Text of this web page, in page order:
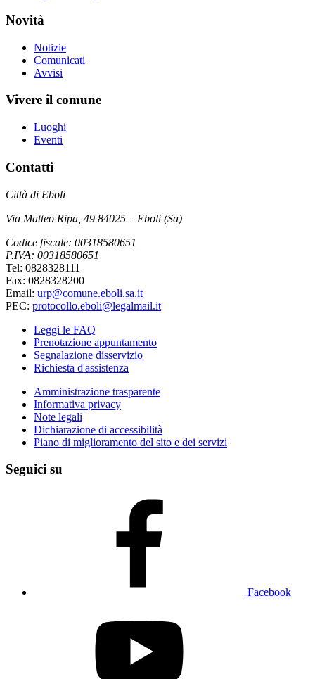
Novità
Notizie
Comunicati
Avvisi
Vivere il comune
Luoghi
Eventi
Contatti
Città di Eboli
Via Matteo Ripa, 49 84025 – Eboli (Sa)
Codice fiscale: 00318580651
P.IVA: 00318580651
Tel: 0828328111
Fax: 0828328200
Email: urp@comune.eboli.sa.it
PEC: protocollo.eboli@legalmail.it
Leggi le FAQ
Prenotazione appuntamento
Segnalazione disservizio
Richiesta d'assistenza
Amministrazione trasparente
Informativa privacy
Note legali
Dichiarazione di accessibilità
Piano di miglioramento del sito e dei servizi
Seguici su
Facebook